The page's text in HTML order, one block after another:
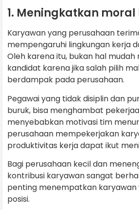
1. Meningkatkan
Karyawan yang perusahaan
mempengaruhi lingkungan kerja
Oleh karena itu, bukan hal mudah
kandidat karena jika salah pilih
berdampak pada perusahaan.
Pegawai yang tidak disiplin dan
buruk, bisa menghambat
menyebabkan motivasi tim
perusahaan mempekerjakan
produktivitas kerja dapat ikut
Bagi perusahaan kecil dan
kontribusi karyawan sangat
penting menempatkan
posisi.